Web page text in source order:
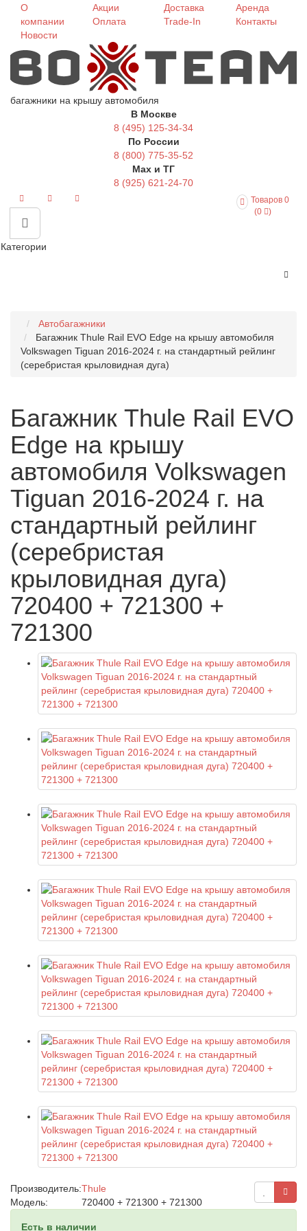
О
компании
Новости
Акции
Оплата
Доставка
Trade-In
Аренда
Контакты
багажники на крышу автомобиля
В Москве
8 (495) 125-34-34
По России
8 (800) 775-35-52
Max и ТГ
8 (925) 621-24-70
Товаров 0
(0
)
Категории
Автобагажники
Багажник Thule Rail EVO Edge на крышу автомобиля
Volkswagen Tiguan 2016-2024 г. на стандартный рейлинг
(серебристая крыловидная дуга)
Багажник Thule Rail EVO
Edge на крышу
автомобиля Volkswagen
Tiguan 2016-2024 г. на
стандартный рейлинг
(серебристая
крыловидная дуга)
720400 + 721300 +
721300
Производитель:Thule
Модель:
720400 + 721300 + 721300
Есть в наличии